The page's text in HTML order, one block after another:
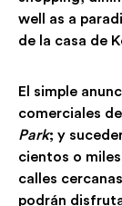
well as a
de la casa de
El simple
comerciales
Park; y
cientos o
calles
podrán